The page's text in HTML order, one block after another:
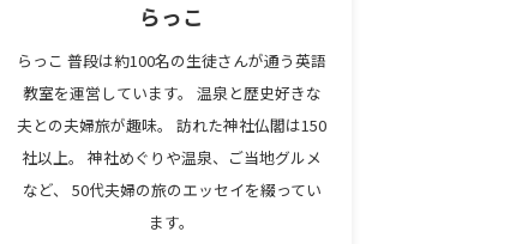
らっこ
らっこ 普段は約100名の生徒さんが通う英語
教室を運営しています。 温泉と歴史好きな
夫との夫婦旅が趣味。 訪れた神社仏閣は150
社以上。 神社めぐりや温泉、ご当地グルメ
など、 50代夫婦の旅のエッセイを綴ってい
ます。